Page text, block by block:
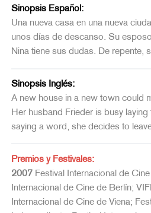
Sinopsis Español:
Una nueva casa en una nueva
unos días de descanso. Su
Nina tiene sus dudas. De repente,
Sinopsis Inglés:
A new house in a new town could
Her husband Frieder is busy
saying a word, she decides to
Premios y Festivales:
2007Festival Internacional de
Internacional de Cine de Berlín;
Internacional de Cine de Viena;